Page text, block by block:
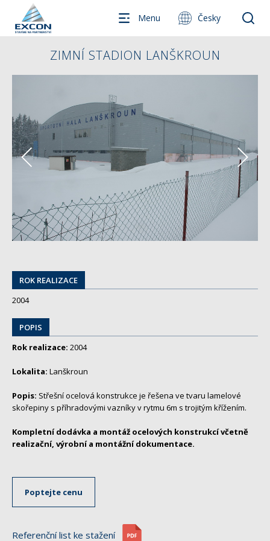
Menu Česky
ZIMNÍ STADION LANŠKROUN
ROK REALIZACE
2004
POPIS
Rok realizace: 2004
Lokalita: Lanškroun
Popis: Střešní ocelová konstrukce je řešena ve tvaru lamelové
skořepiny s příhradovými vazníky v rytmu 6m s trojitým křížením.
Kompletní dodávka a montáž ocelových konstrukcí včetně
realizační, výrobní a montážní dokumentace.
Poptejte cenu
Referenční list ke stažení